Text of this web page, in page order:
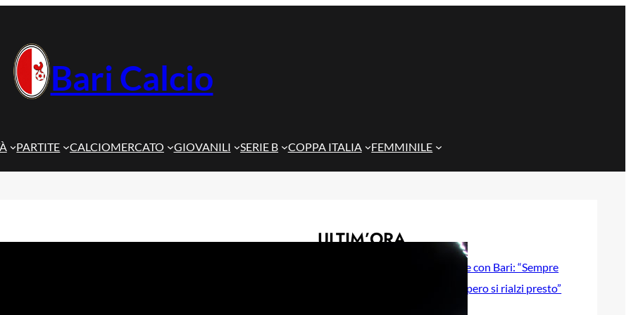
Bari Calcio
PARTITE CALCIOMERCATO GIOVANILI SERIE B COPPA ITALIA FEMMINILE
ULTIM’ORA
Gazzi e il legame con Bari: “Sempre
nel mio cuore, spero si rialzi presto”